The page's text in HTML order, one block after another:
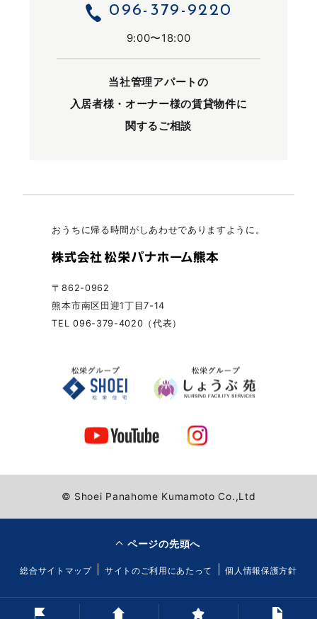
096-379-9220
9:00〜18:00
当社管理アパートの
入居者様・オーナー様の賃貸物件に
関するご相談
おうちに帰る時間がしあわせでありますように。
〒862-0962
熊本市南区田迎1丁目7-14
TEL 096-379-4020（代表）
© Shoei Panahome Kumamoto Co.,Ltd
ページの先頭へ
総合サイトマップ サイトのご利用にあたって 個人情報保護方針